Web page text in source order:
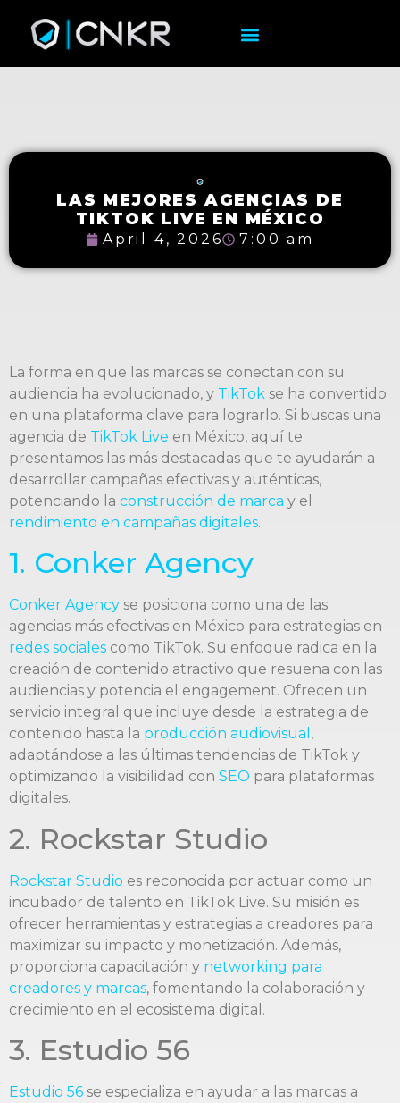
LAS MEJORES AGENCIAS DE
TIKTOK LIVE EN MÉXICO
April 4, 2026 7:00 am
La forma en que las marcas se conectan con su
audiencia ha evolucionado, y TikTok se ha convertido
en una plataforma clave para lograrlo. Si buscas una
agencia de TikTok Live en México, aquí te
presentamos las más destacadas que te ayudarán a
desarrollar campañas efectivas y auténticas,
potenciando la construcción de marca y el
rendimiento en campañas digitales.
1. Conker Agency
Conker Agency se posiciona como una de las
agencias más efectivas en México para estrategias en
redes sociales como TikTok. Su enfoque radica en la
creación de contenido atractivo que resuena con las
audiencias y potencia el engagement. Ofrecen un
servicio integral que incluye desde la estrategia de
contenido hasta la producción audiovisual ,
adaptándose a las últimas tendencias de TikTok y
optimizando la visibilidad con SEO para plataformas
digitales.
2. Rockstar Studio
Rockstar Studio es reconocida por actuar como un
incubador de talento en TikTok Live. Su misión es
ofrecer herramientas y estrategias a creadores para
maximizar su impacto y monetización. Además,
proporciona capacitación y networking para
creadores y marcas, fomentando la colaboración y
crecimiento en el ecosistema digital.
3. Estudio 56
Estudio 56 se especializa en ayudar a las marcas a